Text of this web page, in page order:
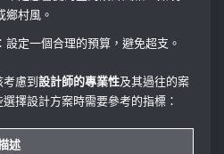
鄉村風。
：設定一個合理的預算，避免超支。
考慮到設計師的專業性及其過往的案
擇設計方案時需要參考的指標：
述